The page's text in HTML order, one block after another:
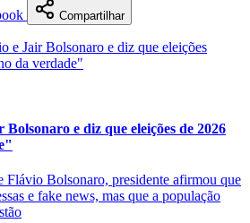
Compartilhar
e diz que eleições de 2026
Flávio Bolsonaro, presidente afirmou que
e fake news, mas que a população